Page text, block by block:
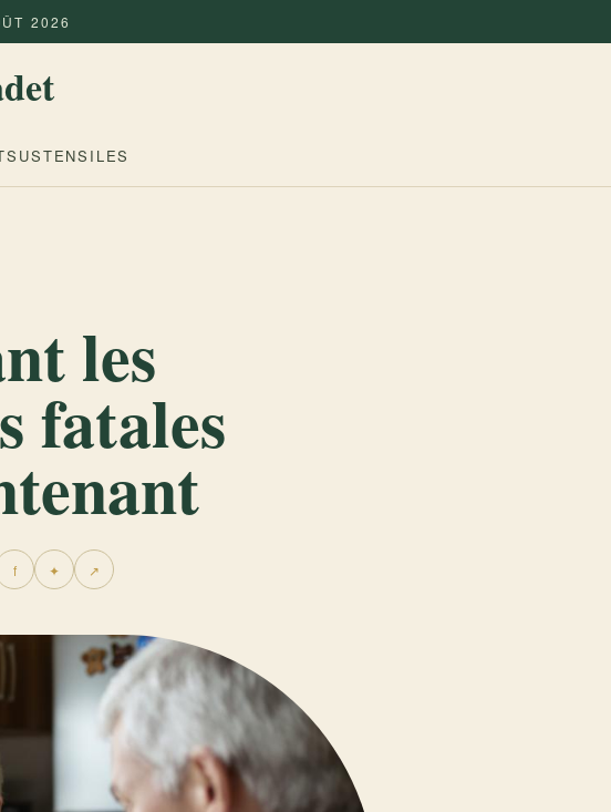
2026
USTENSILES
les
fatales
f ✦ ↗